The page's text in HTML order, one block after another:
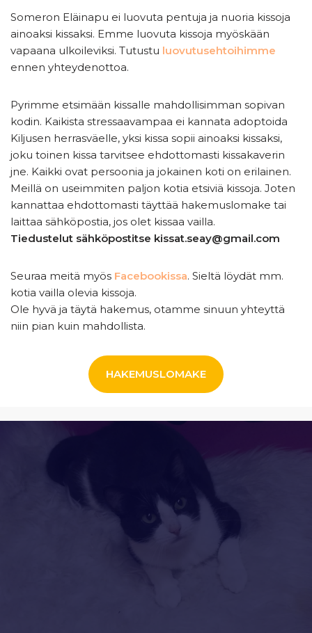
Someron Eläinapu ei luovuta pentuja ja nuoria kissoja
ainoaksi kissaksi. Emme luovuta kissoja myöskään
vapaana ulkoileviksi. Tutustu luovutusehtoihimme
ennen yhteydenottoa.
Pyrimme etsimään kissalle mahdollisimman sopivan
kodin. Kaikista stressaavampaa ei kannata adoptoida
Kiljusen herrasväelle, yksi kissa sopii ainoaksi kissaksi,
joku toinen kissa tarvitsee ehdottomasti kissakaverin
jne. Kaikki ovat persoonia ja jokainen koti on erilainen.
Meillä on useimmiten paljon kotia etsiviä kissoja. Joten
kannattaa ehdottomasti täyttää hakemuslomake tai
laittaa sähköpostia, jos olet kissaa vailla.
Tiedustelut sähköpostitse kissat.seay@gmail.com
Seuraa meitä myös Facebookissa. Sieltä löydät mm.
kotia vailla olevia kissoja.
Ole hyvä ja täytä hakemus, otamme sinuun yhteyttä
niin pian kuin mahdollista.
HAKEMUSLOMAKE